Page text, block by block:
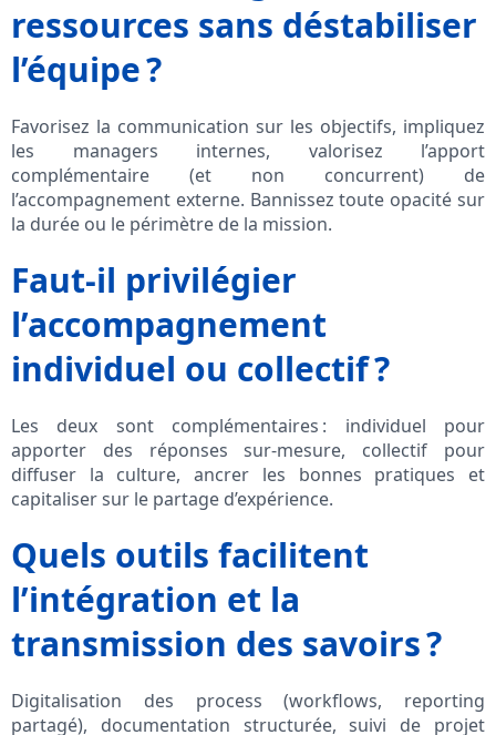
ressources sans déstabiliser
l’équipe ?
Favorisez la communication sur les objectifs, impliquez
les managers internes, valorisez l’apport
complémentaire (et non concurrent) de
l’accompagnement externe. Bannissez toute opacité sur
la durée ou le périmètre de la mission.
Faut-il privilégier
l’accompagnement
individuel ou collectif ?
Les deux sont complémentaires : individuel pour
apporter des réponses sur-mesure, collectif pour
diffuser la culture, ancrer les bonnes pratiques et
capitaliser sur le partage d’expérience.
Quels outils facilitent
l’intégration et la
transmission des savoirs ?
Digitalisation des process (workflows, reporting
partagé), documentation structurée, suivi de projet